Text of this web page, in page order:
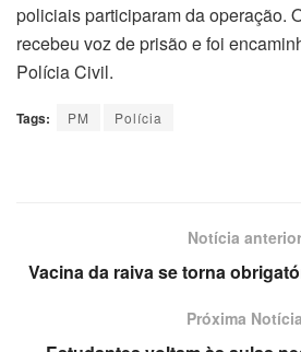
policiais participaram da operação.
recebeu voz de prisão e foi
Polícia Civil.
Tags: PM Polícia
Notícia anterior
Vacina da raiva se torna
Próxima Notícia